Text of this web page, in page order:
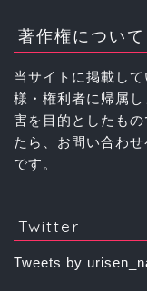
著作権について
当サイトに掲載し
様・権利者に帰属
害を目的としたも
たら、お問い合わ
です。
Twitter
Tweets by